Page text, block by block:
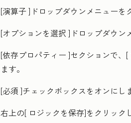
[演算子]ドロップダウンメニューを
[オプションを選択 ]ドロップダウン
[依存プロパティー ]セクションで、[
ます。
[必須 ]チェックボックスをオンにし
右上の[ ロジックを保存]をクリック